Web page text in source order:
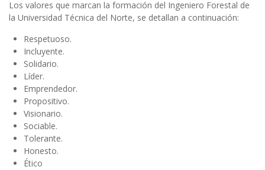
Los valores que marcan la formación del Ingeniero Forestal de
la Universidad Técnica del Norte, se detallan a continuación:
Respetuoso.
Incluyente.
Solidario.
Líder.
Emprendedor.
Propositivo.
Visionario.
Sociable.
Tolerante.
Honesto.
Ético